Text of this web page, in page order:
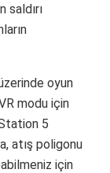
saldırı
oyun
modu için
5
atış poligonu
için